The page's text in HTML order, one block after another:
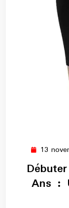
13
Ans :